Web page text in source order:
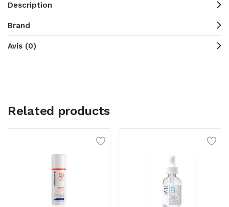
Description
Brand
Avis (0)
Related products